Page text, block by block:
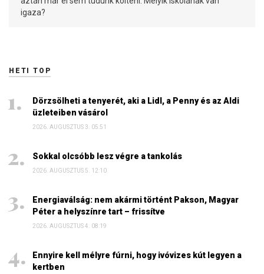
igaza?
HETI TOP
Dörzsölheti a tenyerét, aki a Lidl, a Penny és az Aldi
üzleteiben vásárol
2026. AUGUSZTUS 3. 05:51
Sokkal olcsóbb lesz végre a tankolás
2026. AUGUSZTUS 5. 12:10
Energiaválság: nem akármi történt Pakson, Magyar
Péter a helyszínre tart – frissítve
2026. AUGUSZTUS 4. 08:19
Ennyire kell mélyre fúrni, hogy ivóvizes kút legyen a
kertben